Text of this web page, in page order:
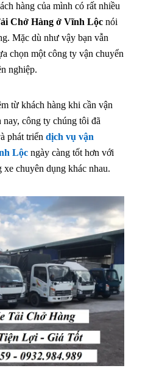
hàng của mình có rất nhiều
Chở Hàng ở Vĩnh Lộc nói
Mặc dù như vậy bạn vẫn
chọn một công ty vận chuyển
nghiệp.
từ khách hàng khi cần vận
công ty chúng tôi đã
phát triển dịch vụ vận
Lộc ngày càng tốt hơn với
chuyên dụng khác nhau.